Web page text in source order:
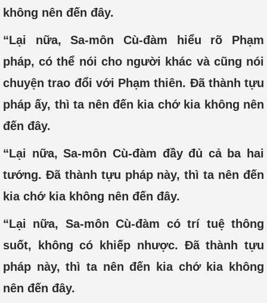
không nên đến đây.
“Lại nữa, Sa-môn Cù-đàm hiểu rõ Phạm
pháp, có thể nói cho người khác và cũng nói
chuyện trao đổi với Phạm thiên. Đã thành tựu
pháp ấy, thì ta nên đến kia chớ kia không nên
đến đây.
“Lại nữa, Sa-môn Cù-đàm đầy đủ cả ba hai
tướng. Đã thành tựu pháp này, thì ta nên đến
kia chớ kia không nên đến đây.
“Lại nữa, Sa-môn Cù-đàm có trí tuệ thông
suốt, không có khiếp nhược. Đã thành tựu
pháp này, thì ta nên đến kia chớ kia không
nên đến đây.